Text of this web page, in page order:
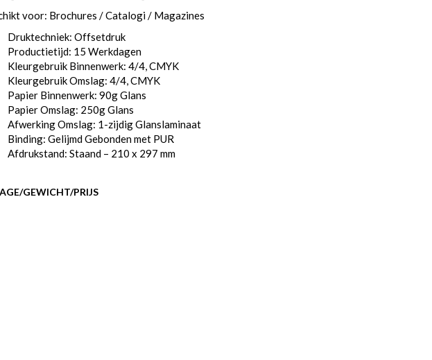
voor: Brochures / Catalogi / Magazines
Druktechniek: Offsetdruk
Productietijd: 15 Werkdagen
Kleurgebruik Binnenwerk: 4/4, CMYK
Kleurgebruik Omslag: 4/4, CMYK
Papier Binnenwerk: 90g Glans
Papier Omslag: 250g Glans
Afwerking Omslag: 1-zijdig Glanslaminaat
Binding: Gelijmd Gebonden met PUR
Afdrukstand: Staand – 210 x 297 mm
GEWICHT/PRIJS